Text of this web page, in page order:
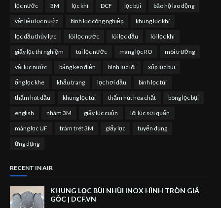
lọc nước 3M lọc khí DCF lọc bụi bảo hộ lao động
vật liệu lọc nước bình lọc công nghiệp khung lọc khí
lọc dầu thủy lực lõi lọc nước lõi lọc dầu lõi lọc khí
giấy lọc thí nghiệm túi lọc nước màng lọc RO môi trường
vải lọc nước băng keo điện bình lọc lõi xốp lọc bụi
ống lọc khe khẩu trang lọc hơi dầu bình lọc túi
thấm hút dầu khung lọc túi thấm hút hóa chất bông lọc bụi
english nhám 3M giấy lọc cuộn lõi lọc sợi quấn
màng lọc UF trám trét 3M giấy lọc tuyển dụng
ứng dụng
RECENT IN AIR
KHUNG LỌC BÙI NHÙI INOX HÌNH TRÒN GIÁ
GỐC | DCF.VN